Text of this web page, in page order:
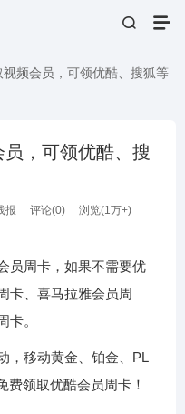
频会员，可领优酷、搜狐等
，可领优酷、搜
报 评论(0)
浏览(1万+)
员周卡，如果不需要优
卡、喜马拉雅会员周
卡。
，移动黄金、铂金、PL
费领取优酷会员周卡！